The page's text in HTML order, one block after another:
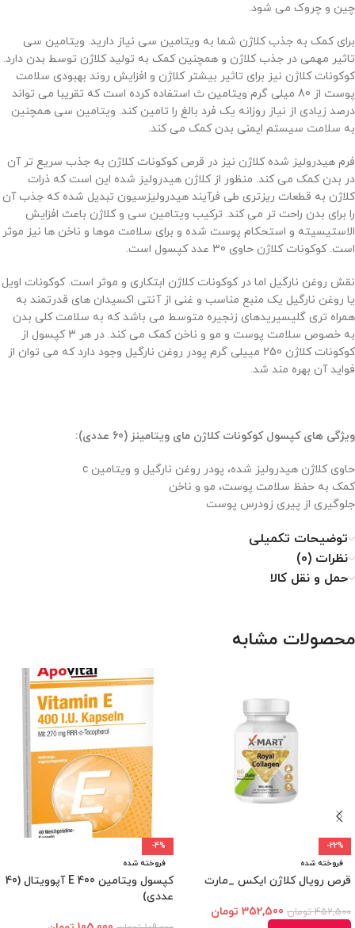
چین و چروک می شود.
برای کمک به جذب کلاژن شما به ویتامین سی نیاز دارید. ویتامین سی
تاثیر مهمی در جذب کلاژن و همچنین کمک به تولید کلاژن توسط بدن دارد.
کوکونات کلاژن نیز برای تاثیر بیشتر کلاژن و افزایش روند بهبودی سلامت
پوست از 80 میلی گرم ویتامین ث استفاده کرده است که تقریبا می تواند
درصد زیادی از نیاز روزانه یک فرد بالغ را تامین کند. ویتامین سی همچنین
به سلامت سیستم ایمنی بدن کمک می کند.
فرم هیدرولیز شده کلاژن نیز در قرص کوکونات کلاژن به جذب سریع تر آن
در بدن کمک می کند. منظور از کلاژن هیدرولیز شده این است که ذرات
کلاژن به قطعات ریزتری طی فرآیند هیدرولیزسیون تبدیل شده که جذب آن
را برای بدن راحت تر می کند. ترکیب ویتامین سی و کلاژن باعث افزایش
الاستیسیته و استحکام پوست شده و برای سلامت موها و ناخن ها نیز موثر
است. کوکونات کلاژن حاوی 30 عدد کپسول است.
نقش روغن نارگیل اما در کوکونات کلاژن ابتکاری و موثر است. کوکونات اویل
یا روغن نارگیل یک منبع مناسب و غنی از آنتی اکسیدان های قدرتمند به
همراه تری گلیسیریدهای زنجیره متوسط می باشد که به سلامت کلی بدن
به خصوص سلامت پوست و مو و ناخن کمک می کند. در هر 3 کپسول از
کوکونات کلاژن 250 مییلی گرم پودر روغن نارگیل وجود دارد که می توان از
فواید آن بهره مند شد.
ویژگی های کپسول کوکونات کلاژن مای ویتامینز (60 عددی):
حاوی کلاژن هیدرولیز شده، پودر روغن نارگیل و ویتامین c
کمک به حفظ سلامت پوست، مو و ناخن
جلوگیری از پیری زودرس پوست
توضیحات تکمیلی
نظرات (0)
حمل و نقل کالا
محصولات مشابه
-22%
فروخته شده
قرص رویال کلاژن ایکس _مارت
452,500 تومان 352,500 تومان
-4%
فروخته شده
کپسول ویتامین E 400 آپوویتال (40
عددی)